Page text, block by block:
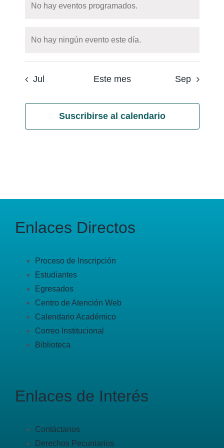
Notice
No hay eventos programados.
Notice
No hay ningún evento este día.
Jul Este mes Sep
Suscribirse al calendario
Enlaces Directos
Proceso de Inscripción
Estudiantes
Egresados
Centro de Atención Web
Calendario Académico
Correo Institucional
Biblioteca
Enlaces de Interés
Contáctanos
Derechos Pecuniarios